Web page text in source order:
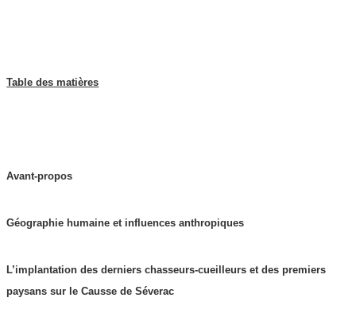
Table des matières
Avant-propos
Géographie humaine et influences anthropiques
L’implantation des derniers chasseurs-cueilleurs et des premiers
paysans sur le Causse de Séverac